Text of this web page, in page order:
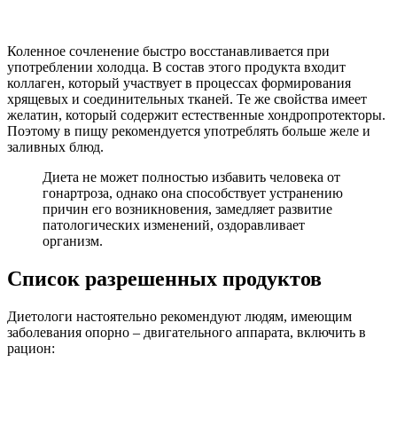
Коленное сочленение быстро восстанавливается при
употреблении холодца. В состав этого продукта входит
коллаген, который участвует в процессах формирования
хрящевых и соединительных тканей. Те же свойства имеет
желатин, который содержит естественные хондропротекторы.
Поэтому в пищу рекомендуется употреблять больше желе и
заливных блюд.
Диета не может полностью избавить человека от
гонартроза, однако она способствует устранению
причин его возникновения, замедляет развитие
патологических изменений, оздоравливает
организм.
Список разрешенных продуктов
Диетологи настоятельно рекомендуют людям, имеющим
заболевания опорно – двигательного аппарата, включить в
рацион: